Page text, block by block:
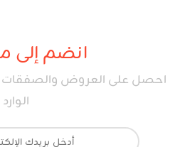
انضم إلى
احصل على العروض والصفقات
الوارد